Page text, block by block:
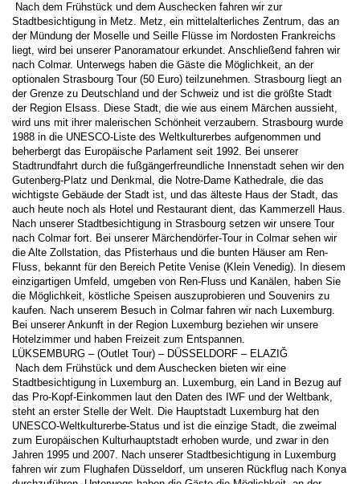
Stadtbesichtigung in Metz. Metz, ein mittelalterliches Zentrum, das an
der Mündung der Moselle und Seille Flüsse im Nordosten Frankreichs
liegt, wird bei unserer Panoramatour erkundet. Anschließend fahren wir
nach Colmar. Unterwegs haben die Gäste die Möglichkeit, an der
optionalen Strasbourg Tour (50 Euro) teilzunehmen. Strasbourg liegt an
der Grenze zu Deutschland und der Schweiz und ist die größte Stadt
der Region Elsass. Diese Stadt, die wie aus einem Märchen aussieht,
wird uns mit ihrer malerischen Schönheit verzaubern. Strasbourg wurde
1988 in die UNESCO-Liste des Weltkulturerbes aufgenommen und
beherbergt das Europäische Parlament seit 1992. Bei unserer
Stadtrundfahrt durch die fußgängerfreundliche Innenstadt sehen wir den
Gutenberg-Platz und Denkmal, die Notre-Dame Kathedrale, die das
wichtigste Gebäude der Stadt ist, und das älteste Haus der Stadt, das
auch heute noch als Hotel und Restaurant dient, das Kammerzell Haus.
Nach unserer Stadtbesichtigung in Strasbourg setzen wir unsere Tour
nach Colmar fort. Bei unserer Märchendörfer-Tour in Colmar sehen wir
die Alte Zollstation, das Pfisterhaus und die bunten Häuser am Ren-
Fluss, bekannt für den Bereich Petite Venise (Klein Venedig). In diesem
einzigartigen Umfeld, umgeben von Ren-Fluss und Kanälen, haben Sie
die Möglichkeit, köstliche Speisen auszuprobieren und Souvenirs zu
kaufen. Nach unserem Besuch in Colmar fahren wir nach Luxemburg.
Bei unserer Ankunft in der Region Luxemburg beziehen wir unsere
Hotelzimmer und haben Freizeit zum Entspannen.
LÜKSEMBURG – (Outlet Tour) – DÜSSELDORF – ELAZIĞ
Stadtbesichtigung in Luxemburg an. Luxemburg, ein Land in Bezug auf
das Pro-Kopf-Einkommen laut den Daten des IWF und der Weltbank,
steht an erster Stelle der Welt. Die Hauptstadt Luxemburg hat den
UNESCO-Weltkulturerbe-Status und ist die einzige Stadt, die zweimal
zum Europäischen Kulturhauptstadt erhoben wurde, und zwar in den
Jahren 1995 und 2007. Nach unserer Stadtbesichtigung in Luxemburg
fahren wir zum Flughafen Düsseldorf, um unseren Rückflug nach Konya